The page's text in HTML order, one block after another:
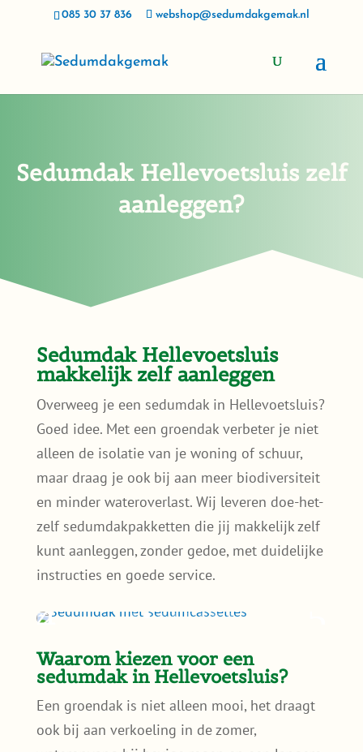
085 30 37 836 webshop@sedumdakgemak.nl
Sedumdak Hellevoetsluis zelf
aanleggen?
Sedumdak Hellevoetsluis
makkelijk zelf aanleggen
Overweeg je een sedumdak in Hellevoetsluis?
Goed idee. Met een groendak verbeter je niet
alleen de isolatie van je woning of schuur,
maar draag je ook bij aan meer biodiversiteit
en minder wateroverlast. Wij leveren doe-het-
zelf sedumdakpakketten die jij makkelijk zelf
kunt aanleggen, zonder gedoe, met duidelijke
instructies en goede service.